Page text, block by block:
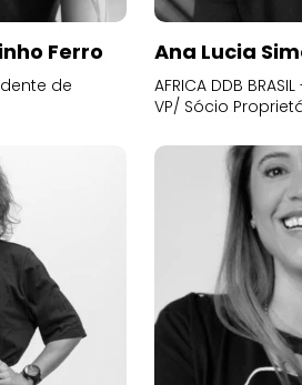
Ferro
de
Ana Lucia
AFRICA DDB
VP/ Sócio